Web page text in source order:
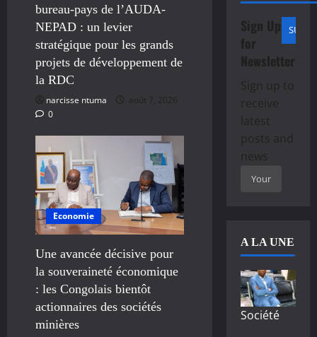
bureau-pays de l’AUDA-
NEPAD : un levier
stratégique pour les grands
projets de développement de
la RDC
narcisse ntuma
août 7, 2026
0
Economie
Une avancée décisive pour
la souveraineté économique
: les Congolais bientôt
actionnaires des sociétés
minières
Sign Up
for
Newsletter
Sign up to
receive
latest
posts and
news
A LA UNE
Société